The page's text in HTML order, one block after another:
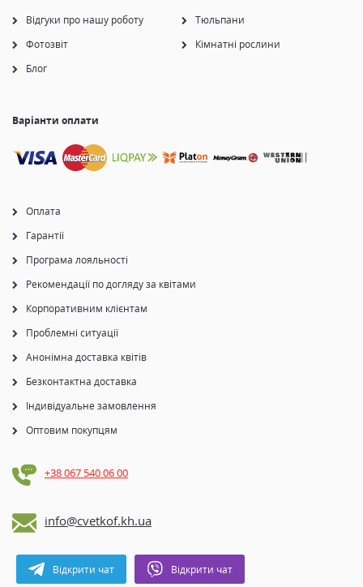
Відгуки про нашу роботу
Фотозвіт
Блог
Тюльпани
Кімнатні рослини
Оплата
Гарантії
Програма лояльності
Рекомендації по догляду за квітами
Корпоративним клієнтам
Проблемні ситуації
Анонімна доставка квітів
Безконтактна доставка
Індивідуальне замовлення
Оптовим покупцям
+38 067 540 06 00
info@cvetkof.kh.ua
Відкрити чат Відкрити чат
Варіанти оплати